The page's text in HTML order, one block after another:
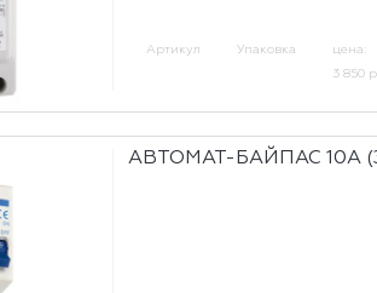
Артикул Упаковка
цена:
3 850
АВТОМАТ-БАЙПАС 10А